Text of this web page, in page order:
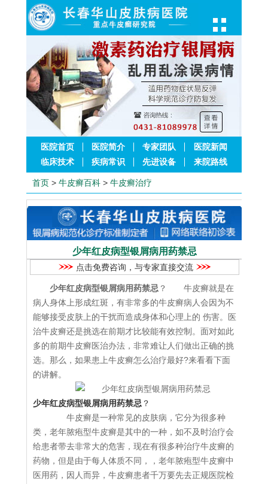
医院首页 医院简介 专家团队
医院新闻
临床技术
疾病常识 先进设备 来院路线
首页 > 牛皮癣百科 > 牛皮癣治疗
少年红皮病型银屑病用药禁忌
点击免费咨询，与专家直接交流
少年红皮病型银屑病用药禁忌 ？ 牛皮癣就是在
病人身体上形成红斑，有非常多的牛皮癣病人会因为不
能够接受皮肤上的干扰而造成身体和心理上的 伤害。医
治牛皮癣还是挑选在前期才比较能有效控制。面对如此
多的前期牛皮癣医治办法，非常难让人们做出正确的挑
选。那么，如果患上牛皮癣怎么治疗最好?来看看下面
的讲解。
少年红皮病型银屑病用药禁忌 ？
牛皮癣是一种常见的皮肤病，它分为很多种
类，老年脓疱型牛皮癣是其中的一种，如不及时治疗会
给患者带去非常大的危害，现在有很多种治疗牛皮癣的
药物，但是由于每人体质不同，，老年脓疱型牛皮癣中
医用药，因人而异，牛皮癣患者千万要先去正规医院检